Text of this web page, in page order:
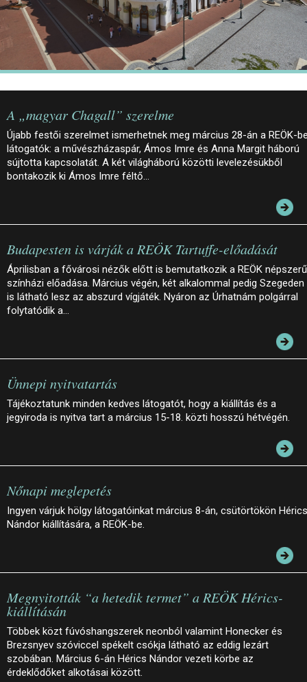
A „magyar Chagall” szerelme
Újabb festői szerelmet ismerhetnek meg március 28-án a REÖK-
látogatók: a művészházaspár, Ámos Imre és Anna Margit háború
sújtotta kapcsolatát. A két világháború közötti levelezésükből
bontakozik ki Ámos Imre féltő…
Budapesten is várják a REÖK Tartuffe-előadását
Áprilisban a fővárosi nézők előtt is bemutatkozik a REÖK népszerű
színházi előadása. Március végén, két alkalommal pedig Szegeden
is látható lesz az abszurd vígjáték. Nyáron az Úrhatnám polgárral
folytatódik a…
Ünnepi nyitvatartás
Tájékoztatunk minden kedves látogatót, hogy a kiállítás és a
jegyiroda is nyitva tart a március 15-18. közti hosszú hétvégén.
Nőnapi meglepetés
Ingyen várjuk hölgy látogatóinkat március 8-án, csütörtökön Hérics
Nándor kiállítására, a REÖK-be.
Megnyitották “a hetedik termet” a REÖK Hérics-
kiállításán
Többek közt fúvóshangszerek neonból valamint Honecker és
Brezsnyev szóviccel spékelt csókja látható az eddig lezárt
szobában. Március 6-án Hérics Nándor vezeti körbe az
érdeklődőket alkotásai között.